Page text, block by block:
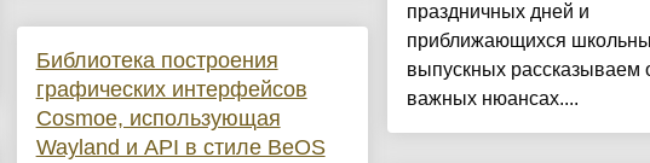
Библиотека построения
графических интерфейсов
Cosmoe, использующая
Wayland и API в стиле BeOS
праздничных дней и
приближающихся
выпускных рассказываем
важных нюансах....